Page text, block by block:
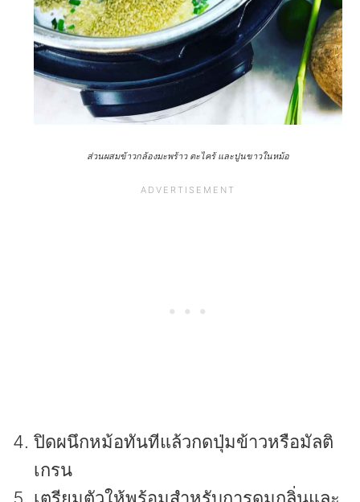
ส่วนผสมข้าวกล้องมะพร้าว ตะไคร้ และปูนขาวในหม้อ
ปิดผนึกหม้อทันทีแล้วกดปุ่มข้าวหรือมัลติ
เกรน